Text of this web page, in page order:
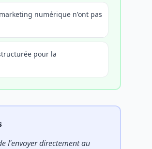
numérique n'ont pas
pour la
l'envoyer directement au